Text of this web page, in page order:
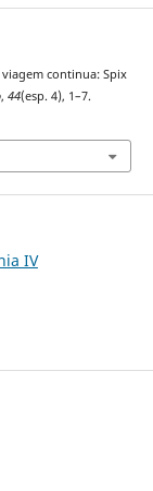
viagem continua: Spix
, 44(esp. 4), 1–7.
IV